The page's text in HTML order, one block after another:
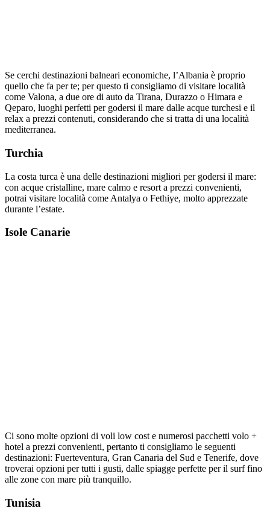
Se cerchi destinazioni balneari economiche, l’Albania è proprio
quello che fa per te; per questo ti consigliamo di visitare località
come Valona, a due ore di auto da Tirana, Durazzo o Himara e
Qeparo, luoghi perfetti per godersi il mare dalle acque turchesi e il
relax a prezzi contenuti, considerando che si tratta di una località
mediterranea.
Turchia
La costa turca è una delle destinazioni migliori per godersi il mare:
con acque cristalline, mare calmo e resort a prezzi convenienti,
potrai visitare località come Antalya o Fethiye, molto apprezzate
durante l’estate.
Isole Canarie
Ci sono molte opzioni di voli low cost e numerosi pacchetti volo +
hotel a prezzi convenienti, pertanto ti consigliamo le seguenti
destinazioni: Fuerteventura, Gran Canaria del Sud e Tenerife, dove
troverai opzioni per tutti i gusti, dalle spiagge perfette per il surf fino
alle zone con mare più tranquillo.
Tunisia